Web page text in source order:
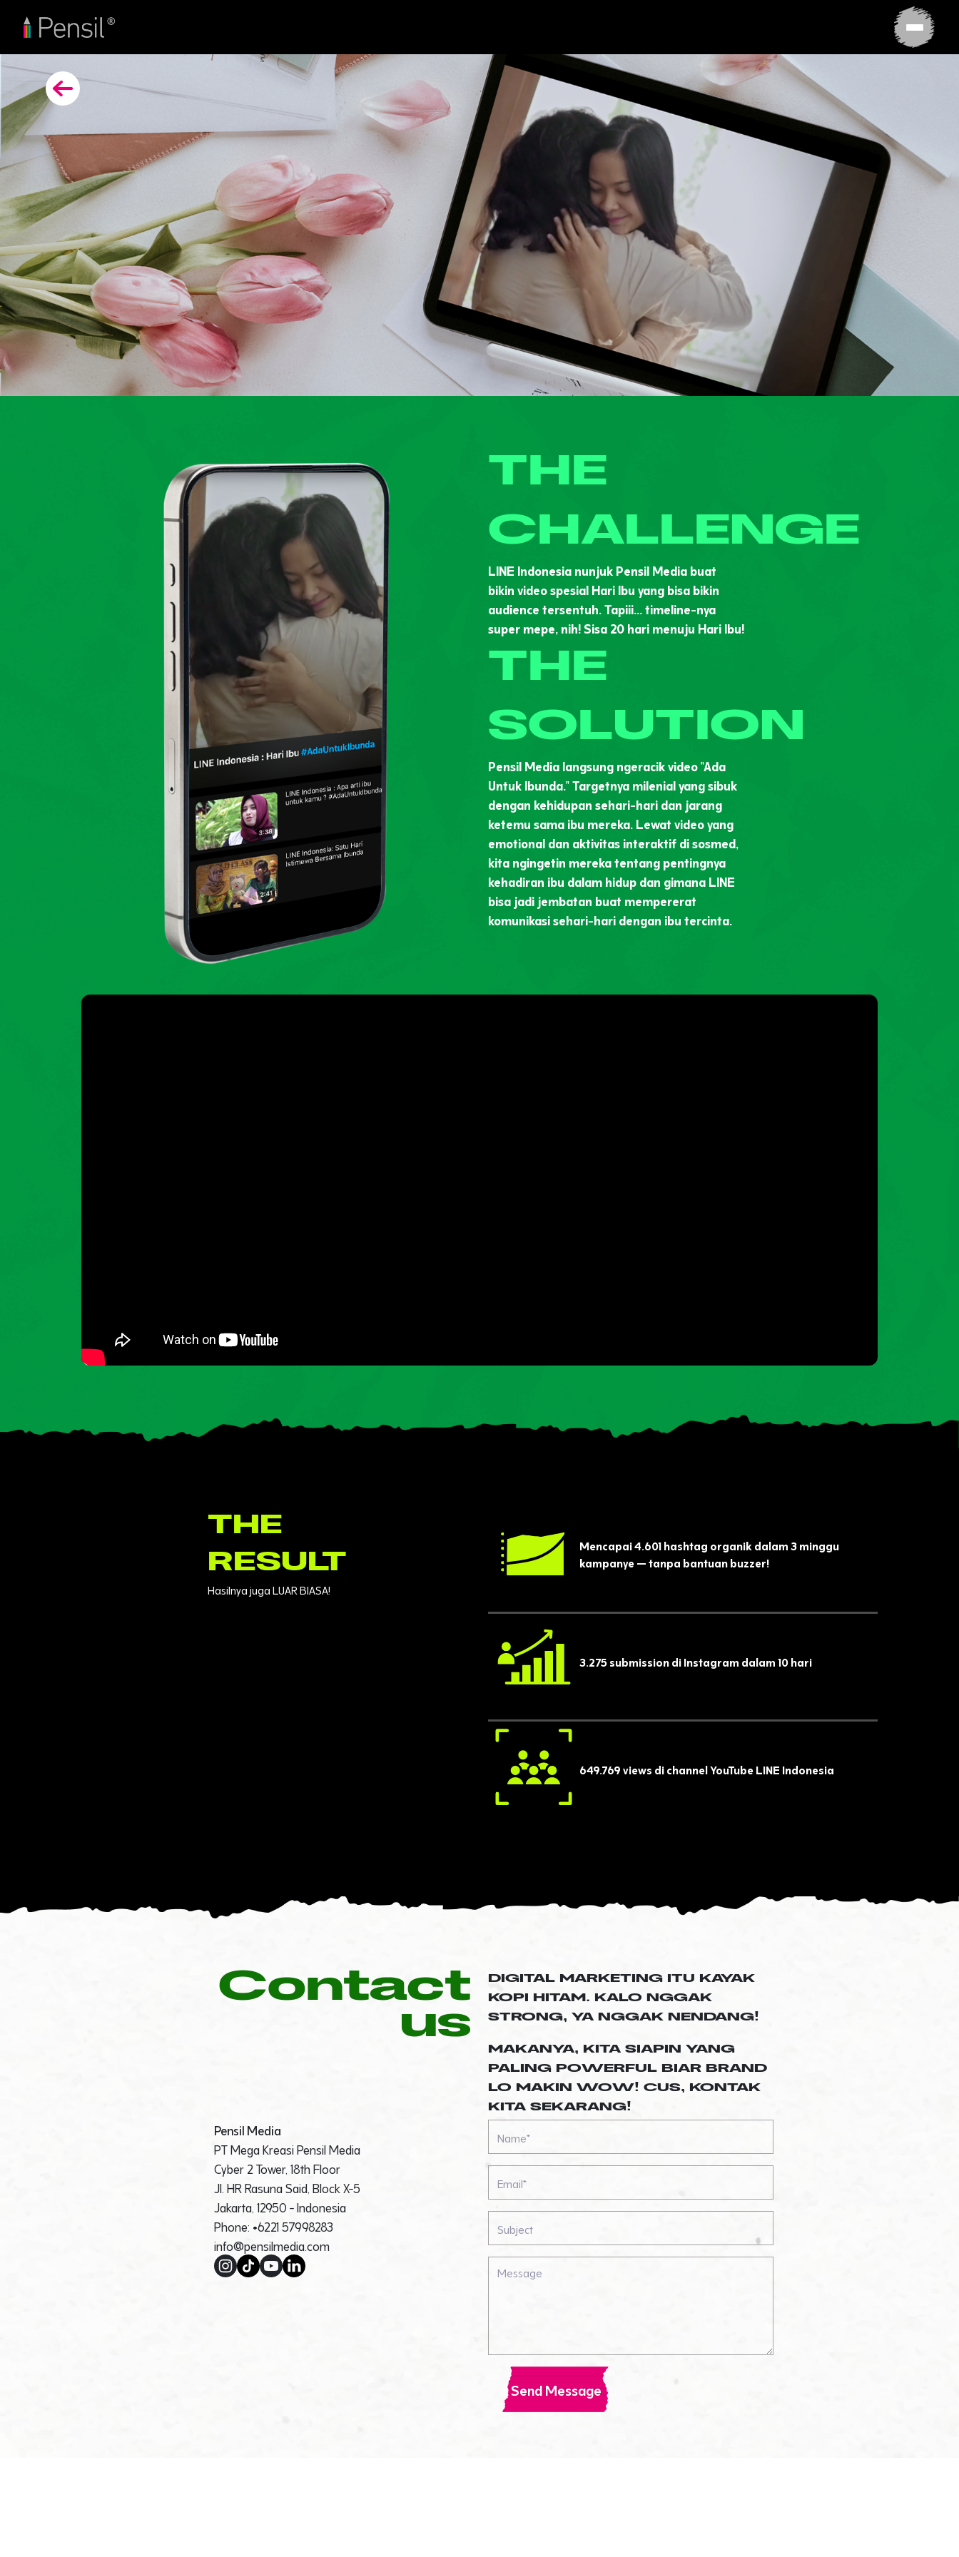
THE
CHALLENGE
LINE Indonesia nunjuk Pensil Media buat
bikin video spesial Hari Ibu yang bisa bikin
audience tersentuh. Tapiii... timeline-nya
super mepe, nih! Sisa 20 hari menuju Hari Ibu!
THE
SOLUTION
Pensil Media langsung ngeracik video "Ada
Untuk Ibunda." Targetnya milenial yang sibuk
dengan kehidupan sehari-hari dan jarang
ketemu sama ibu mereka. Lewat video yang
emotional dan aktivitas interaktif di sosmed,
kita ngingetin mereka tentang pentingnya
kehadiran ibu dalam hidup dan gimana LINE
bisa jadi jembatan buat mempererat
komunikasi sehari-hari dengan ibu tercinta.
THE
RESULT
Hasilnya juga LUAR BIASA!
Mencapai 4.601 hashtag organik dalam 3 minggu
kampanye — tanpa bantuan buzzer!
3.275 submission di Instagram dalam 10 hari
649.769 views di channel YouTube LINE Indonesia
Contact
us
DIGITAL MARKETING ITU KAYAK
KOPI HITAM. KALO NGGAK
STRONG, YA NGGAK NENDANG!
MAKANYA, KITA SIAPIN YANG
PALING POWERFUL BIAR BRAND
LO MAKIN WOW! CUS, KONTAK
KITA SEKARANG!
Pensil Media
PT Mega Kreasi Pensil Media
Cyber 2 Tower, 18th Floor
Jl. HR Rasuna Said, Block X-5
Jakarta, 12950 - Indonesia
Phone: +6221 57998283
info@pensilmedia.com
Send Message